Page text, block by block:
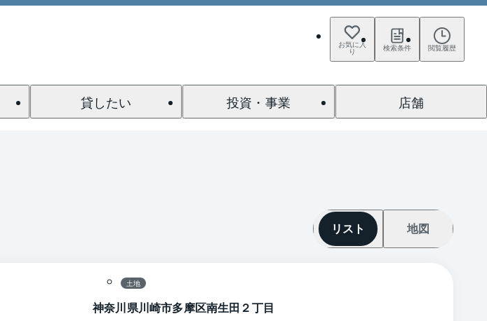
お気に入
り 検索条件 閲覧履歴
貸したい 投資・事業 店舗
リスト 地図
土地
神奈川県川崎市多摩区南生田２丁目